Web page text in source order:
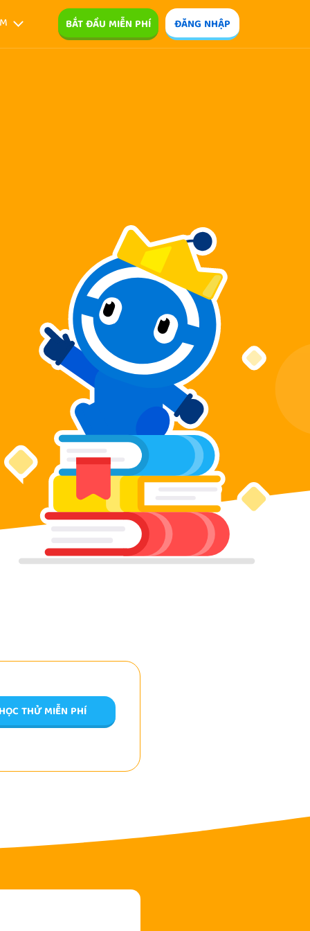
ĐĂNG NHẬP
BẮT ĐẦU MIỄN PHÍ
HỌC THỬ MIỄN PHÍ